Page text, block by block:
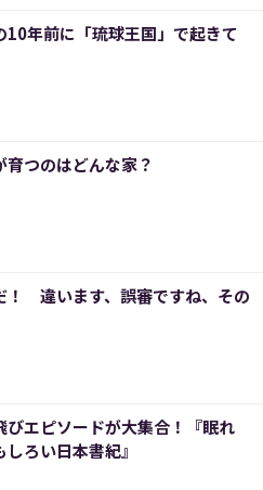
10年前に「琉球王国」で起きて
育つのはどんな家？
！ 違います、誤審ですね、その
びエピソードが大集合！『眠れ
ろい日本書紀』